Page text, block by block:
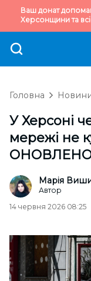
Ваш донат
Херсонщини та
Головна
У Херсоні
мережі не
Марія
Автор
14 червня 2026 08:25